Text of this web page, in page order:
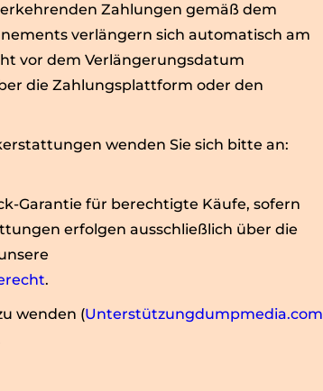
Zahlungen gemäß dem
verlängern sich automatisch am
vor dem Verlängerungsdatum
die Zahlungsplattform oder den
wenden Sie sich bitte an:
Garantie für berechtigte Käufe, sofern
erfolgen ausschließlich über die
.
wenden (Unterstützungdumpmedia.com